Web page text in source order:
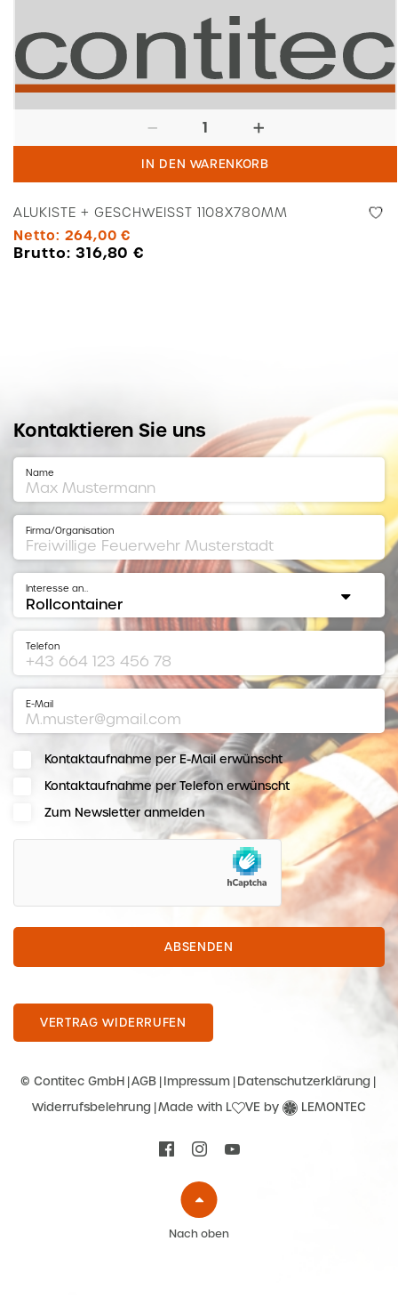
+
IN DEN WARENKORB
ALUKISTE + GESCHWEISST 1108X780MM
Netto: 264,00€
Brutto: 316,80€
Kontaktieren Sie uns
Name
Firma/Organisation
Interesse an…
Telefon
E-Mail
Kontaktaufnahme per E-Mail erwünscht
Kontaktaufnahme per Telefon erwünscht
Zum Newsletter anmelden
ABSENDEN
VERTRAG WIDERRUFEN
© Contitec GmbH AGB Impressum Datenschutzerklärung
Widerrufsbelehrung Made with L VE by LEMONTEC
Nach oben